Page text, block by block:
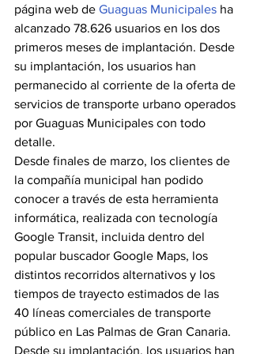
página web de Guaguas Municipales ha
alcanzado 78.626 usuarios en los dos
primeros meses de implantación. Desde
su implantación, los usuarios han
permanecido al corriente de la oferta de
servicios de transporte urbano operados
por Guaguas Municipales con todo
detalle.
Desde finales de marzo, los clientes de
la compañía municipal han podido
conocer a través de esta herramienta
informática, realizada con tecnología
Google Transit, incluida dentro del
popular buscador Google Maps, los
distintos recorridos alternativos y los
tiempos de trayecto estimados de las
40 líneas comerciales de transporte
público en Las Palmas de Gran Canaria.
Desde su implantación, los usuarios han